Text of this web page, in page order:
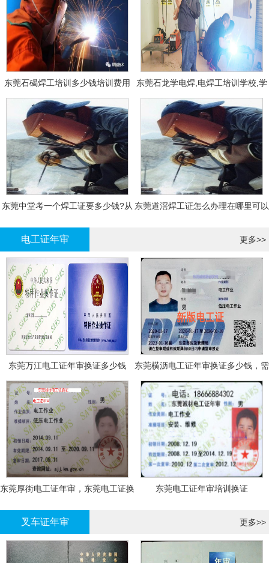
东莞石碣焊工培训多少钱培训费用
东莞石龙学电焊,电焊工培训学校,学
费多少钱?
东莞中堂考一个焊工证要多少钱?从 东莞道滘焊工证怎么办理在哪里可以
电工证年审 更多>>
东莞万江电工证年审换证多少钱
东莞横沥电工证年审换证多少钱，需
要什么资料
东莞厚街电工证年审，东莞电工证换
东莞电工证年审培训换证
叉车证年审 更多>>